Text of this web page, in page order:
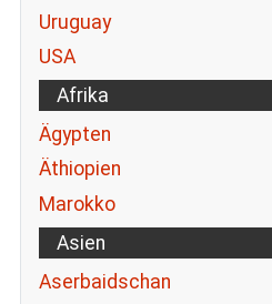
Uruguay
USA
Afrika
Ägypten
Äthiopien
Marokko
Asien
Aserbaidschan